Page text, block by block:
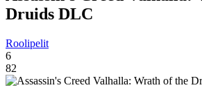
Druids DLC
Roolipelit
6
82